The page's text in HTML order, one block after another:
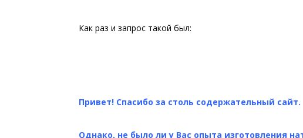
Как раз и запрос такой был:
Привет! Спасибо за столь содержательный сайт.
Однако, не было ли у Вас опыта изготовления